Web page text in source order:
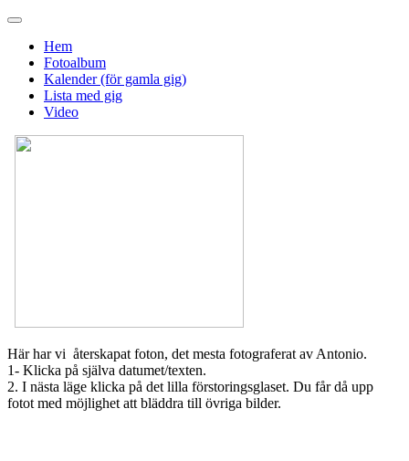
Hem
Fotoalbum
Kalender (för gamla gig)
Lista med gig
Video
Här har vi återskapat foton, det mesta fotograferat av Antonio.
1- Klicka på själva datumet/texten.
2. I nästa läge klicka på det lilla förstoringsglaset. Du får då upp
fotot med möjlighet att bläddra till övriga bilder.